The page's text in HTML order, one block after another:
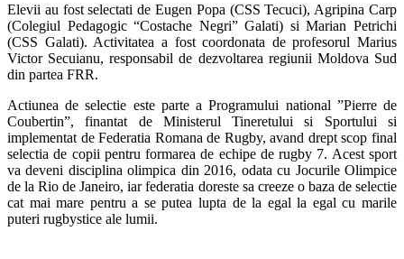
Elevii au fost selectati de Eugen Popa (CSS Tecuci), Agripina Carp
(Colegiul Pedagogic “Costache Negri” Galati) si Marian Petrichi
(CSS Galati). Activitatea a fost coordonata de profesorul Marius
Victor Secuianu, responsabil de dezvoltarea regiunii Moldova Sud
din partea FRR.
Actiunea de selectie este parte a Programului national ”Pierre de
Coubertin”, finantat de Ministerul Tineretului si Sportului si
implementat de Federatia Romana de Rugby, avand drept scop final
selectia de copii pentru formarea de echipe de rugby 7. Acest sport
va deveni disciplina olimpica din 2016, odata cu Jocurile Olimpice
de la Rio de Janeiro, iar federatia doreste sa creeze o baza de selectie
cat mai mare pentru a se putea lupta de la egal la egal cu marile
puteri rugbystice ale lumii.